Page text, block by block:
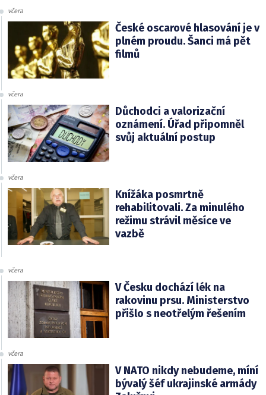
včera
České oscarové hlasování je v
plném proudu. Šanci má pět
filmů
včera
Důchodci a valorizační
oznámení. Úřad připomněl
svůj aktuální postup
včera
Knížáka posmrtně
rehabilitovali. Za minulého
režimu strávil měsíce ve
vazbě
včera
V Česku dochází lék na
rakovinu prsu. Ministerstvo
přišlo s neotřelým řešením
včera
V NATO nikdy nebudeme, míní
bývalý šéf ukrajinské armády